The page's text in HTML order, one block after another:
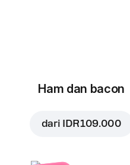
Ham dan bacon
dari IDR 109.000